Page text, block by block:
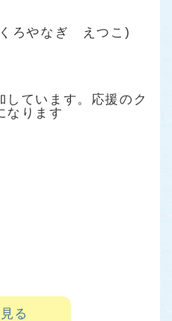
ろやなぎ えつこ)
しています。応援のク
なります
る